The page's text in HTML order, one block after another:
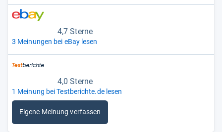
4,7 Sterne
3 Meinungen bei eBay lesen
4,0 Sterne
1 Meinung bei Testberichte.de lesen
Eigene Meinung verfassen